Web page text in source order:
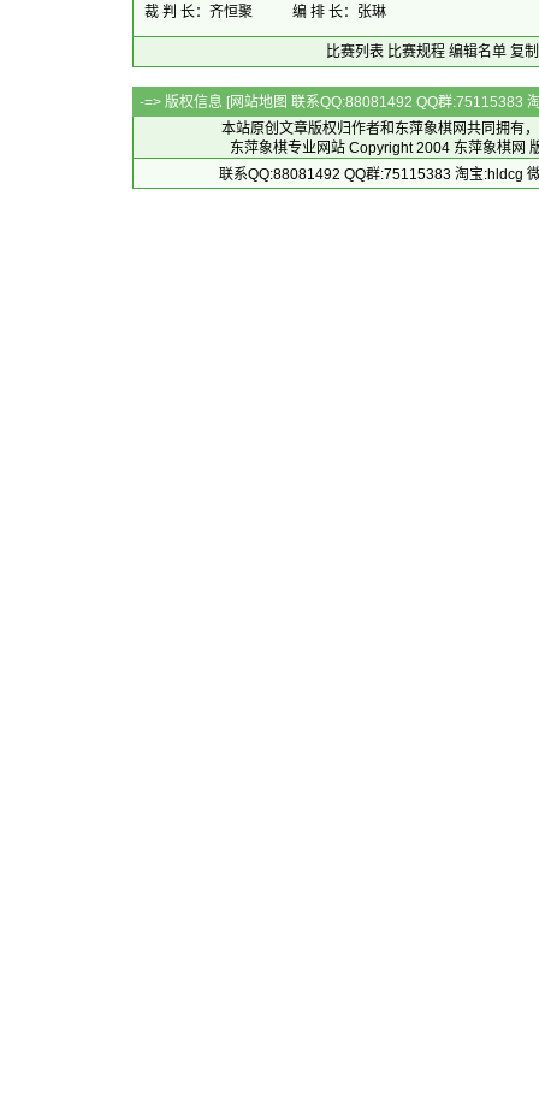
裁 判 长：齐恒聚
编 排 长：张琳
比赛列表 比赛规程 编辑名单 复
-=> 版权信息 [网站地图 联系QQ:88081492 QQ群:75115383
本站原创文章版权归作者和 东萍象棋网共同拥有
东萍象棋专业网站 Copyright 2004 东萍象棋网
联系QQ:88081492 QQ群:75115383 淘宝:hldcg